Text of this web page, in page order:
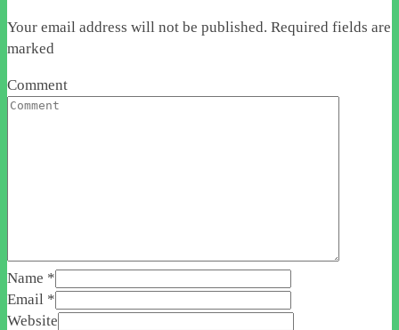
Your email address will not be published. Required fields are
marked
Comment
Name *
Email *
Website